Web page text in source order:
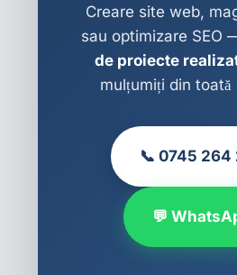
Creare site web,
sau optimizare SEO
de proiecte
mulțumiți din toată
📞 0745 264
💬